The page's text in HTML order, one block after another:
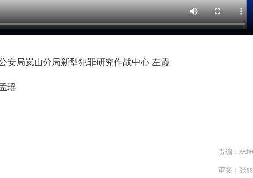
局岚山分局新型犯罪研究作战中心 左霞
瑶
责编：林坤
审签：张丽